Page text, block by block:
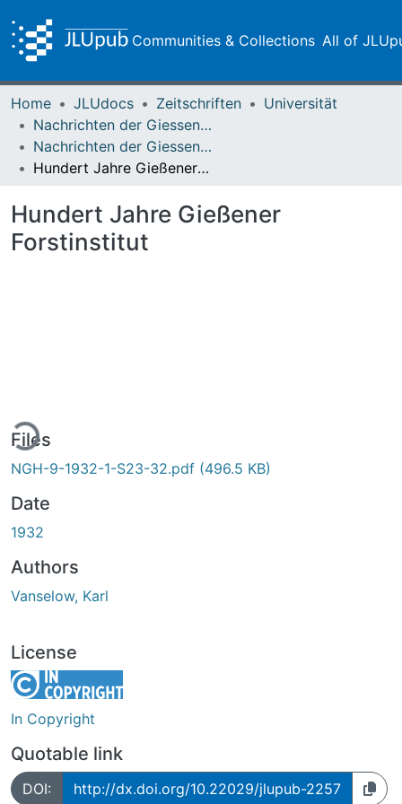
Communities & Collections All of
Home JLUdocs Zeitschriften
Universität
Nachrichten der Giessener Hochschulgesellschaft
Nachrichten der Giessener Hochschulgesellschaft Vol. 09 (1932) Heft 1
Hundert Jahre Gießener Forstinstitut
Hundert Jahre Gießener
Forstinstitut
Files
NGH-9-1932-1-S23-32.pdf (496.5 KB)
Date
1932
Authors
Vanselow, Karl
License
In Copyright
Quotable link
DOI: http://dx.doi.org/10.22029/jlupub-2257